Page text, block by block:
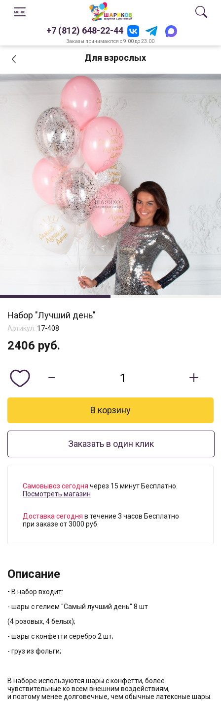
+7 (812) 648-22-44
Заказы принимаются с 9.00 до 23.00
Для взрослых
Набор "Лучший день"
Артикул: 17-408
2406 руб.
Заказать в один клик
Самовывоз сегодня через 15 минут Бесплатно.
Посмотреть магазин
Доставка сегодня в течение 3 часов Бесплатно
при заказе от 3000 руб.
Описание
• В набор входит:
- шары с гелием "Самый лучший день" 8 шт
(4 розовых, 4 белых);
- шары с конфетти серебро 2 шт;
- груз из фольги;
В наборе используются шары с конфетти, более
чувствительные ко всем внешним воздействиям,
и поэтому менее долговечные, чем обычные латексные шары.